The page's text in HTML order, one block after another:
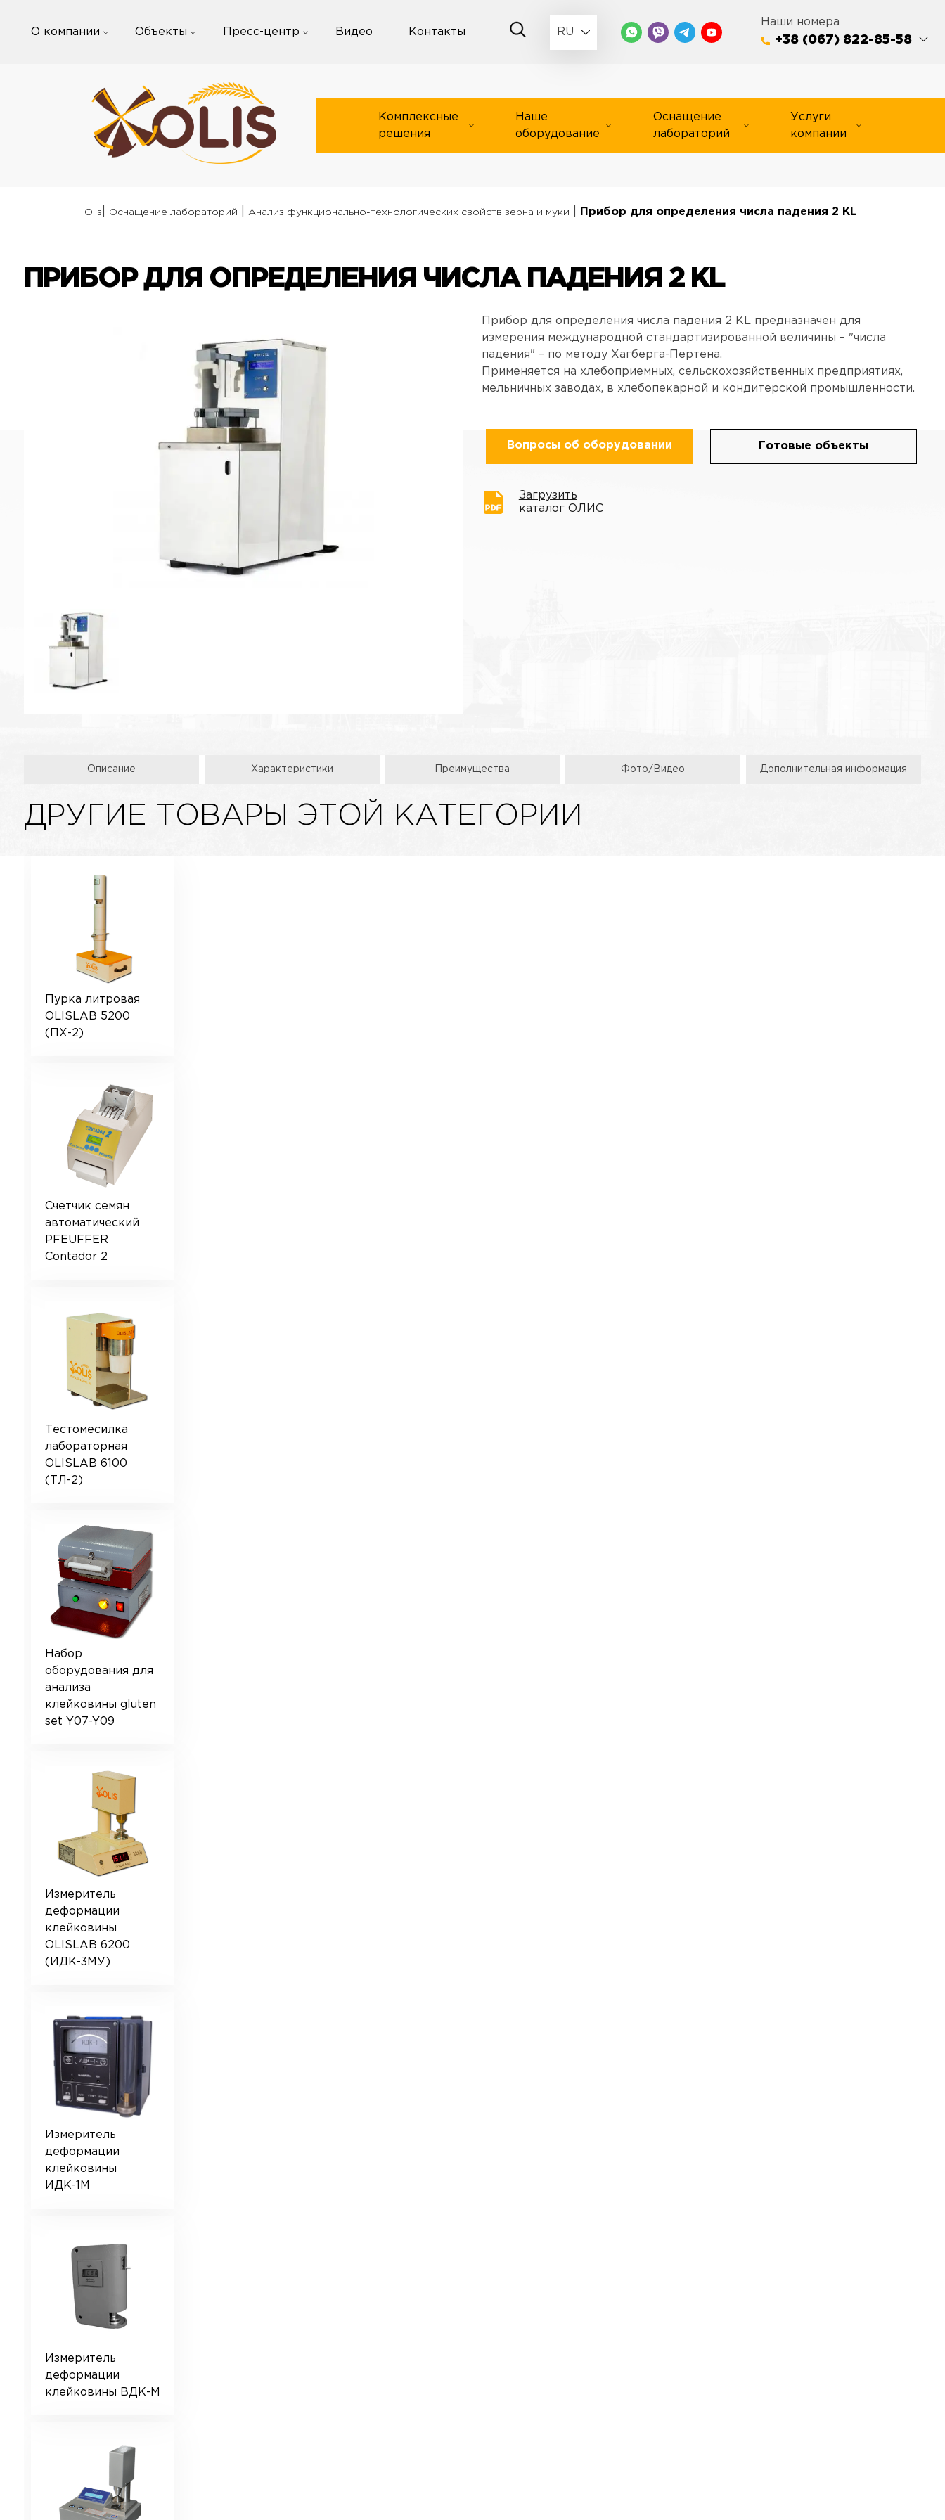
О компании Объекты Пресс-центр Видео Контакты RU
Наши номера
+38 (067) 822-85-58
Комплексные
решения
Наше
оборудование
Оснащение
лабораторий
Услуги
компании
Olis Оснащение лабораторий Анализ функционально-технологических свойств зерна и муки Прибор для определения числа падения 2 KL
ПРИБОР ДЛЯ ОПРЕДЕЛЕНИЯ ЧИСЛА ПАДЕНИЯ 2 KL
Прибор для определения числа падения 2 KL предназначен для
измерения международной стандартизированной величины – "числа
падения" – по методу Хагберга-Пертена.
Применяется на хлебоприемных, сельскохозяйственных предприятиях,
мельничных заводах, в хлебопекарной и кондитерской промышленности.
Вопросы об оборудовании Готовые объекты
Загрузить
каталог ОЛИС
Описание Характеристики Преимущества Фото/Видео Дополнительная информация
ДРУГИЕ ТОВАРЫ ЭТОЙ КАТЕГОРИИ
Пурка литровая
OLISLAB 5200
(ПХ-2)
Счетчик семян
автоматический
PFEUFFER
Contador 2
Тестомесилка
лабораторная
OLISLAB 6100
(ТЛ-2)
Набор
оборудования для
анализа
клейковины gluten
set Y07-Y09
Измеритель
деформации
клейковины
OLISLAB 6200
(ИДК-3МУ)
Измеритель
деформации
клейковины
ИДК-1М
Измеритель
деформации
клейковины ВДК-М